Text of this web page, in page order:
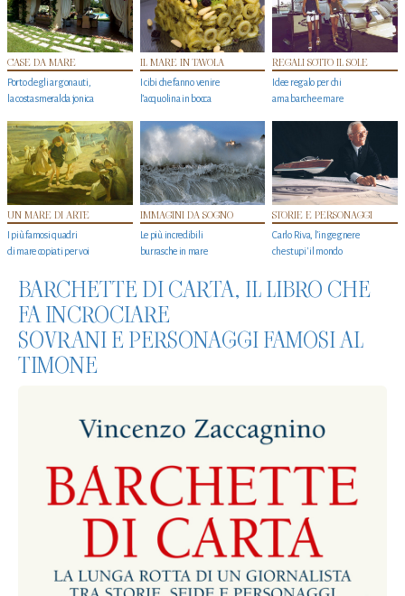
CASE DA MARE
Porto degli argonauti,
la costa smeralda jonica
IL MARE IN TAVOLA
I cibi che fanno venire
l’acquolina in bocca
REGALI SOTTO IL SOLE
Idee regalo per chi
ama barche e mare
UN MARE DI ARTE
I più famosi quadri
di mare copiati per voi
IMMAGINI DA SOGNO
Le più incredibili
burrasche in mare
STORIE E PERSONAGGI
Carlo Riva, l’ingegnere
che stupi' il mondo
BARCHETTE DI CARTA, IL LIBRO CHE
FA INCROCIARE
SOVRANI E PERSONAGGI FAMOSI AL
TIMONE